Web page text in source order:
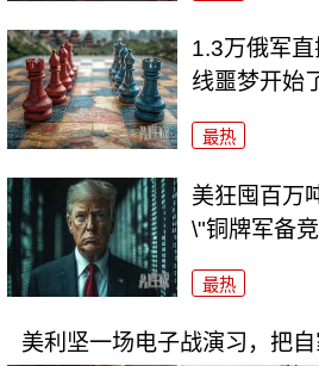
1.3万俄军
线噩梦开始
最热
美狂囤百万
\"铜牌军备
最热
美利坚一场电子战演习，把自